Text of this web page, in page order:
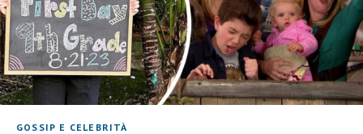
GOSSIP E CELEBRITÀ